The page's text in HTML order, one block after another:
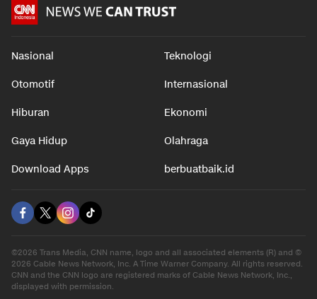
Nasional Teknologi
Otomotif Internasional
Hiburan Ekonomi
Gaya Hidup Olahraga
Download Apps berbuatbaik.id
©2026 Trans Media, CNN name, logo and all associated elements (R) and ©
2026 Cable News Network, Inc. A Time Warner Company. All rights reserved.
CNN and the CNN logo are registered marks of Cable News Network, Inc.,
displayed with permission.